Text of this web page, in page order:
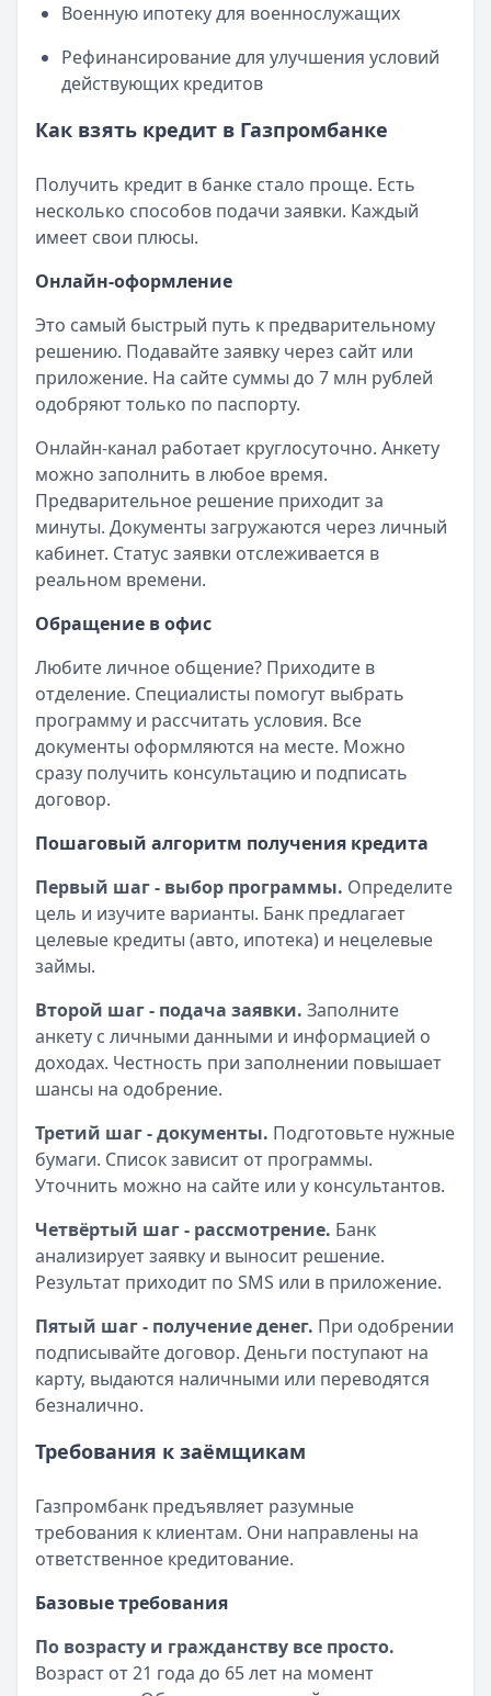
Военную ипотеку для военнослужащих
Рефинансирование для улучшения условий
действующих кредитов
Как взять кредит в Газпромбанке
Получить кредит в банке стало проще. Есть
несколько способов подачи заявки. Каждый
имеет свои плюсы.
Онлайн-оформление
Это самый быстрый путь к предварительному
решению. Подавайте заявку через сайт или
приложение. На сайте суммы до 7 млн рублей
одобряют только по паспорту.
Онлайн-канал работает круглосуточно. Анкету
можно заполнить в любое время.
Предварительное решение приходит за
минуты. Документы загружаются через личный
кабинет. Статус заявки отслеживается в
реальном времени.
Обращение в офис
Любите личное общение? Приходите в
отделение. Специалисты помогут выбрать
программу и рассчитать условия. Все
документы оформляются на месте. Можно
сразу получить консультацию и подписать
договор.
Пошаговый алгоритм получения кредита
Первый шаг - выбор программы. Определите
цель и изучите варианты. Банк предлагает
целевые кредиты (авто, ипотека) и нецелевые
займы.
Второй шаг - подача заявки. Заполните
анкету с личными данными и информацией о
доходах. Честность при заполнении повышает
шансы на одобрение.
Третий шаг - документы. Подготовьте нужные
бумаги. Список зависит от программы.
Уточнить можно на сайте или у консультантов.
Четвёртый шаг - рассмотрение. Банк
анализирует заявку и выносит решение.
Результат приходит по SMS или в приложение.
Пятый шаг - получение денег. При одобрении
подписывайте договор. Деньги поступают на
карту, выдаются наличными или переводятся
безналично.
Требования к заёмщикам
Газпромбанк предъявляет разумные
требования к клиентам. Они направлены на
ответственное кредитование.
Базовые требования
По возрасту и гражданству все просто.
Возраст от 21 года до 65 лет на момент